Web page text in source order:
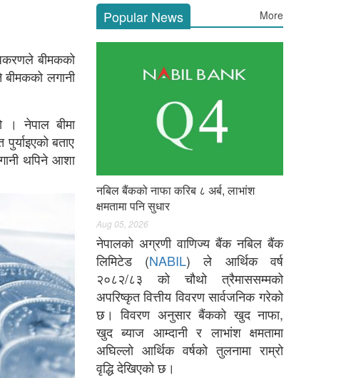
बीमकको
बीमकको लगानी
। नेपाल बीमा
बताए
थपिने आशा
Popular News More
नबिल बैंकको नाफा करिब ८ अर्ब, लाभांश
क्षमतामा पनि सुधार
Aug 05, 2026
नेपालको अग्रणी वाणिज्य बैंक नबिल बैंक
लिमिटेड (NABIL) ले आर्थिक वर्ष
२०८२/८३ को चौथो त्रैमाससम्मको
अपरिष्कृत वित्तीय विवरण सार्वजनिक गरेको
छ। विवरण अनुसार बैंकको खुद नाफा,
खुद ब्याज आम्दानी र लाभांश क्षमतामा
अघिल्लो आर्थिक वर्षको तुलनामा राम्रो
वृद्धि देखिएको छ।